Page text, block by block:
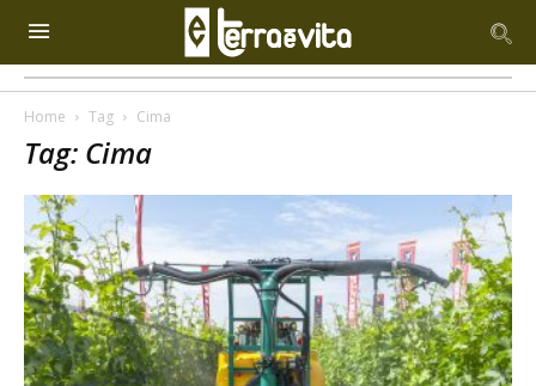
Home Tag Cima
Tag: Cima